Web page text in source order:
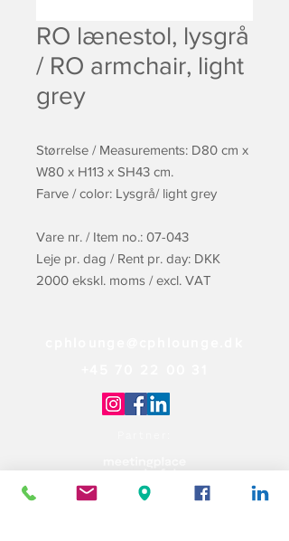
RO lænestol, lysgrå
/ RO armchair, light
grey
Størrelse / Measurements: D80 cm x
W80 x H113 x SH43 cm.
Farve / color: Lysgrå/ light grey
Vare nr. / Item no.: 07-043
Leje pr. dag / Rent pr. day: DKK
2000 ekskl. moms / excl. VAT